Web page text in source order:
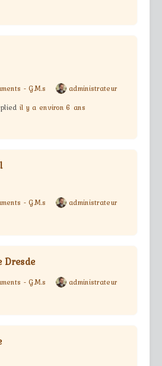
- G.M.s
administrateur
il y a environ 6 ans
- G.M.s administrateur
Dresde
- G.M.s administrateur